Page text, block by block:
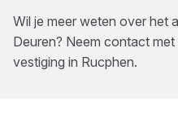
Wil je meer weten over het
Deuren? Neem contact
vestiging in Rucphen.